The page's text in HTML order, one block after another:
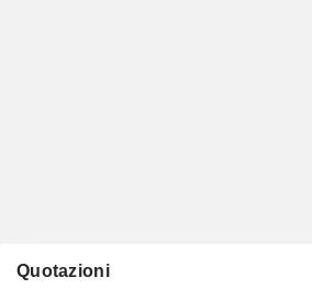
Quotazioni